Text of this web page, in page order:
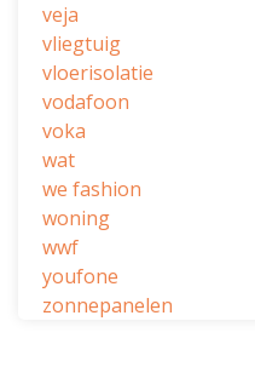
veja
vliegtuig
vloerisolatie
vodafoon
voka
wat
we fashion
woning
wwf
youfone
zonnepanelen